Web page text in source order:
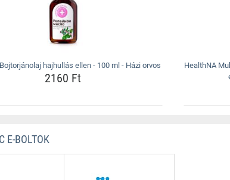
hajhullás ellen - 100 ml - Házi orvos
2160 Ft
HealthNA
E-BOLTOK